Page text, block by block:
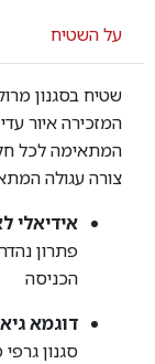
על השטיח
שטיח בסגנון
המזכירה איור
המתאימה לכל
צורה עגולה
אידיאלי
פתרון
הכניסה
דוגמא
סגנון גרפי